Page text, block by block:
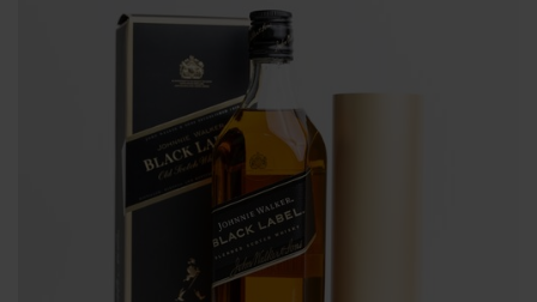
Over-
Printable
CBH
CB
Bookbinding
AV